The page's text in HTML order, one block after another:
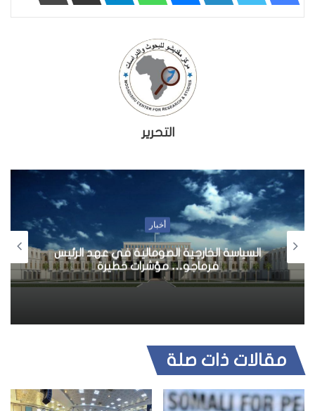
التحرير
أخبار
السياسة الخارجية الصومالية في عهد الرئيس
فرماجو… مؤشرات خطيرة
مقالات ذات صلة